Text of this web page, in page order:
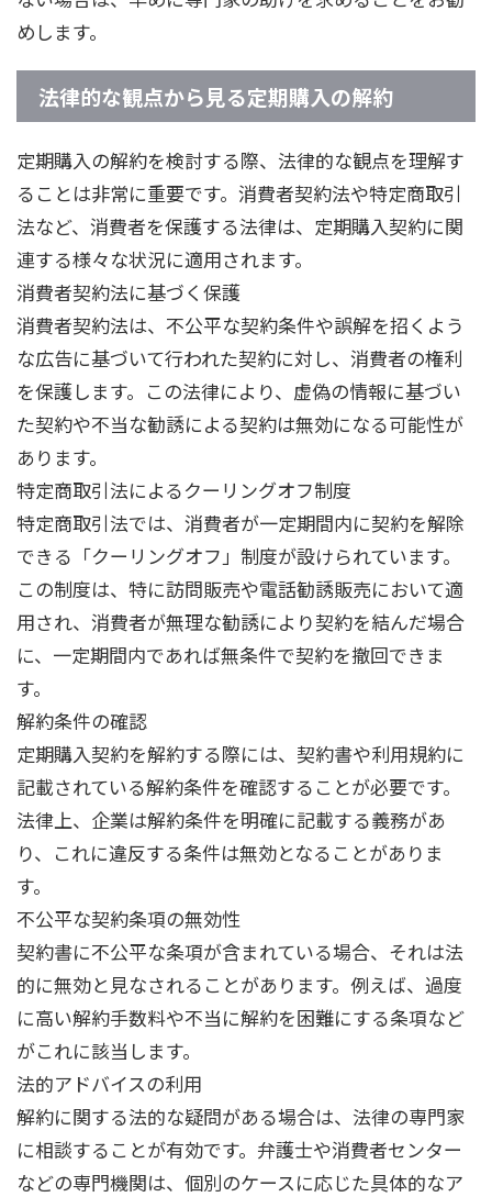
めします。
法律的な観点から見る定期購入の解約
定期購入の解約を検討する際、法律的な観点を理解す
ることは非常に重要です。消費者契約法や特定商取引
法など、消費者を保護する法律は、定期購入契約に関
連する様々な状況に適用されます。
消費者契約法に基づく保護
消費者契約法は、不公平な契約条件や誤解を招くよう
な広告に基づいて行われた契約に対し、消費者の権利
を保護します。この法律により、虚偽の情報に基づい
た契約や不当な勧誘による契約は無効になる可能性が
あります。
特定商取引法によるクーリングオフ制度
特定商取引法では、消費者が一定期間内に契約を解除
できる「クーリングオフ」制度が設けられています。
この制度は、特に訪問販売や電話勧誘販売において適
用され、消費者が無理な勧誘により契約を結んだ場合
に、一定期間内であれば無条件で契約を撤回できま
す。
解約条件の確認
定期購入契約を解約する際には、契約書や利用規約に
記載されている解約条件を確認することが必要です。
法律上、企業は解約条件を明確に記載する義務があ
り、これに違反する条件は無効となることがありま
す。
不公平な契約条項の無効性
契約書に不公平な条項が含まれている場合、それは法
的に無効と見なされることがあります。例えば、過度
に高い解約手数料や不当に解約を困難にする条項など
がこれに該当します。
法的アドバイスの利用
解約に関する法的な疑問がある場合は、法律の専門家
に相談することが有効です。弁護士や消費者センター
などの専門機関は、個別のケースに応じた具体的なア